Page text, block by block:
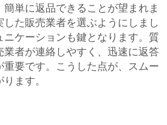
単に返品できることが望まれま
た販売業者を選ぶようにしまし
ニケーションも鍵となります。質
業者が連絡しやすく、迅速に返答
重要です。こうした点が、スムー
ます。